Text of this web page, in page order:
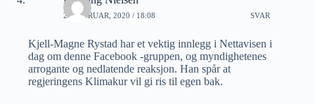
21 FEBRUAR, 2020 / 18:08 SVAR
Kjell-Magne Rystad har et vektig innlegg i Nettavisen i
dag om denne Facebook -gruppen, og myndighetenes
arrogante og nedlatende reaksjon. Han spår at
regjeringens Klimakur vil gi ris til egen bak.